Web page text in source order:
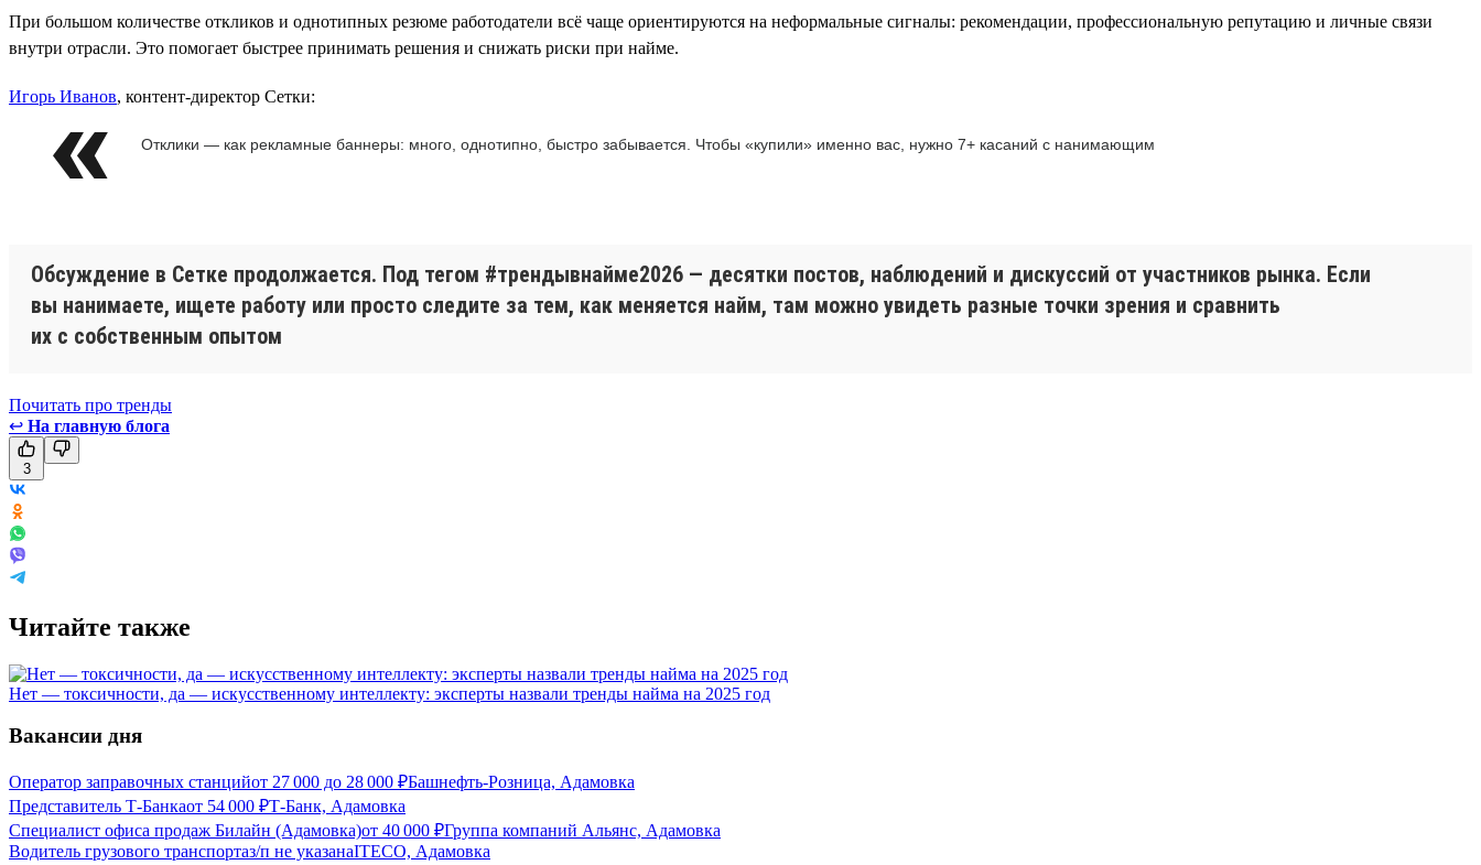
При большом количестве откликов и однотипных резюме работодатели всё чаще ориентируются на неформальные сигналы: рекомендации, профессиональную репутацию и личные связи
внутри отрасли. Это помогает быстрее принимать решения и снижать риски при найме.
Игорь Иванов, контент-директор Сетки:
Отклики — как рекламные баннеры: много, однотипно, быстро забывается. Чтобы «купили» именно вас, нужно 7+ касаний с нанимающим
Обсуждение в Сетке продолжается. Под тегом #трендывнайме2026 — десятки постов, наблюдений и дискуссий от участников рынка. Если
вы нанимаете, ищете работу или просто следите за тем, как меняется найм, там можно увидеть разные точки зрения и сравнить
их с собственным опытом
Почитать про тренды
↩ На главную блога
3
Читайте также
Нет — токсичности, да — искусственному интеллекту: эксперты назвали тренды найма на 2025 год
Вакансии дня
Оператор заправочных станцийот 27 000 до 28 000 ₽Башнефть-Розница, Адамовка
Представитель Т-Банкаот 54 000 ₽Т-Банк, Адамовка
Специалист офиса продаж Билайн (Адамовка)от 40 000 ₽Группа компаний Альянс, Адамовка
Водитель грузового транспортаз/п не указанаITECO, Адамовка